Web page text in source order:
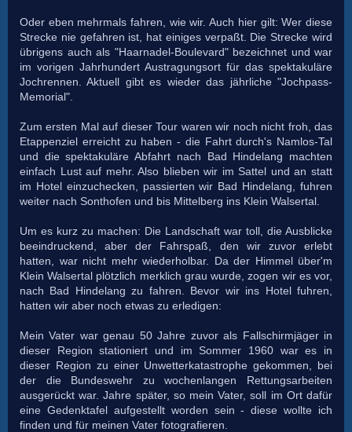
Oder eben mehrmals fahren, wie wir. Auch hier gilt: Wer diese
Strecke nie gefahren ist, hat einiges verpaßt. Die Strecke wird
übrigens auch als "Haarnadel-Boulevard" bezeichnet und war
im vorigen Jahrhundert Austragungsort für das spektakuläre
Jochrennen. Aktuell gibt es wieder das jährliche "Jochpass-
Memorial".
Zum ersten Mal auf dieser Tour waren wir noch nicht froh, das
Etappenziel erreicht zu haben - die Fahrt durch's Namlos-Tal
und die spektakuläre Abfahrt nach Bad Hindelang machten
einfach Lust auf mehr. Also blieben wir im Sattel und an statt
im Hotel einzuchecken, passierten wir Bad Hindelang, fuhren
weiter nach Sonthofen und bis Mittelberg ins Klein Walsertal.
Um es kurz zu machen: Die Landschaft war toll, die Ausblicke
beeindruckend, aber der Fahrspaß, den wir zuvor erlebt
hatten, war nicht mehr wiederholbar. Da der Himmel über'm
Klein Walsertal plötzlich merklich grau wurde, zogen wir es vor,
nach Bad Hindelang zu fahren. Bevor wir ins Hotel fuhren,
hatten wir aber noch etwas zu erledigen:
Mein Vater war genau 50 Jahre zuvor als Fallschirmjäger in
dieser Region stationiert und im Sommer 1960 war es in
dieser Region zu einer Unwetterkatastrophe gekommen, bei
der die Bundeswehr zu wochenlangen Rettungsarbeiten
ausgerückt war. Jahre später, so mein Vater, soll im Ort dafür
eine Gedenktafel aufgestellt worden sein - diese wollte ich
finden und für meinen Vater fotografieren.